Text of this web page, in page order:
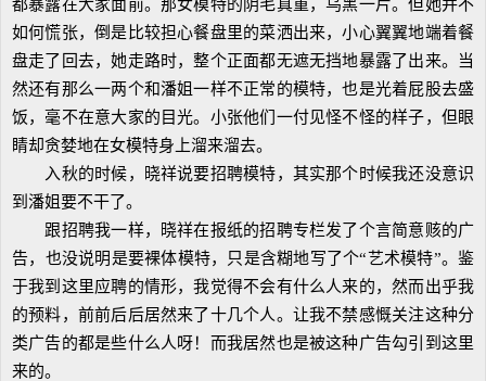
都暴露在大家面前。那女模特的阴毛真重，乌黑一片。但她并不
如何慌张，倒是比较担心餐盘里的菜洒出来，小心翼翼地端着餐
盘走了回去，她走路时，整个正面都无遮无挡地暴露了出来。当
然还有那么一两个和潘姐一样不正常的模特，也是光着屁股去盛
饭，毫不在意大家的目光。小张他们一付见怪不怪的样子，但眼
睛却贪婪地在女模特身上溜来溜去。
入秋的时候，晓祥说要招聘模特，其实那个时候我还没意识
到潘姐要不干了。
跟招聘我一样，晓祥在报纸的招聘专栏发了个言简意赅的广
告，也没说明是要裸体模特，只是含糊地写了个“艺术模特”。鉴
于我到这里应聘的情形，我觉得不会有什么人来的，然而出乎我
的预料，前前后后居然来了十几个人。让我不禁感慨关注这种分
类广告的都是些什么人呀！而我居然也是被这种广告勾引到这里
来的。